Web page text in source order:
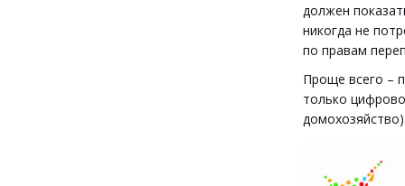
должен
никогда не
по правам
Проще всего –
только